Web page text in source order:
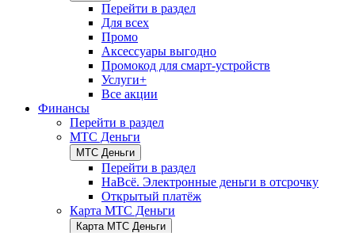
Перейти в раздел
Для всех
Промо
Аксессуары выгодно
Промокод для смарт-устройств
Услуги+
Все акции
Финансы
Перейти в раздел
МТС Деньги
МТС Деньги
Перейти в раздел
НаВсё. Электронные деньги в отсрочку
Открытый платёж
Карта МТС Деньги
Карта МТС Деньги